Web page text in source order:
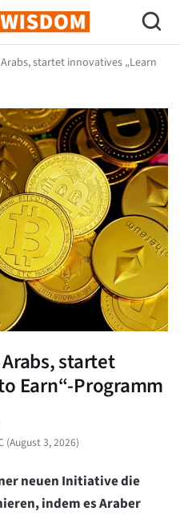
startet innovatives „Learn
startet
Earn“-Programm
(August 3, 2026)
neuen Initiative die
indem es Araber